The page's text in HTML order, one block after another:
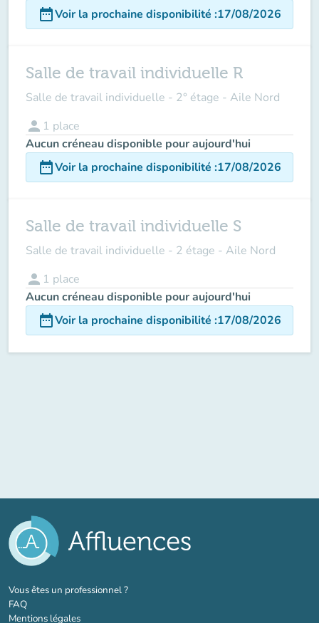
date_rangeVoir la prochaine disponibilité :17/08/2026
Salle de travail individuelle R
Salle de travail individuelle - 2° étage - Aile Nord
person 1 place
Aucun créneau disponible pour aujourd'hui
date_rangeVoir la prochaine disponibilité :17/08/2026
Salle de travail individuelle S
Salle de travail individuelle - 2 étage - Aile Nord
person 1 place
Aucun créneau disponible pour aujourd'hui
date_rangeVoir la prochaine disponibilité :17/08/2026
Vous êtes un professionnel ?(nouvel onglet)
FAQ
Mentions légales